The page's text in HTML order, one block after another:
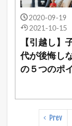
2020-09-19
2021-10-15
【引越し】
代が後悔し
の５つのポ
Prev